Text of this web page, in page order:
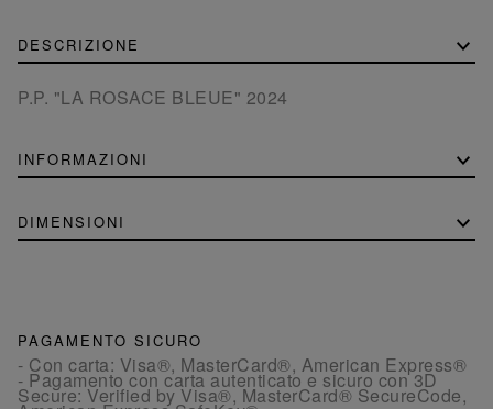
DESCRIZIONE
P.P. "LA ROSACE BLEUE" 2024
INFORMAZIONI
DIMENSIONI
PAGAMENTO SICURO
- Con carta: Visa®, MasterCard®, American Express®
- Pagamento con carta autenticato e sicuro con 3D
Secure: Verified by Visa®, MasterCard® SecureCode,